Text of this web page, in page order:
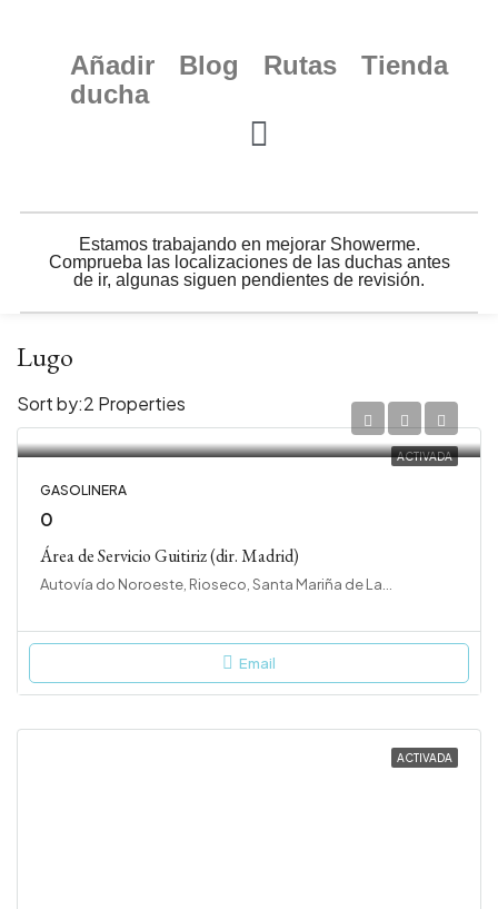
Añadir
ducha
Blog Rutas Tienda
Estamos trabajando en mejorar Showerme.
Comprueba las localizaciones de las duchas antes
de ir, algunas siguen pendientes de revisión.
Lugo
2 Properties
Sort by:
ACTIVADA
GASOLINERA
0
Área de Servicio Guitiriz (dir. Madrid)
Email
ACTIVADA